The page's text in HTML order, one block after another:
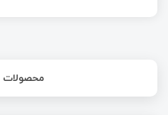
محصولات